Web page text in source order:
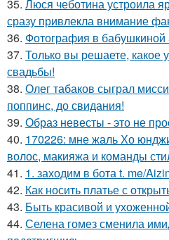
35. Люся чеботина устроила
сразу привлекла внимание
36. Фотография в бабушкиной
37. Только вы решаете, какое
свадьбы!
38. Олег табаков сыграл
поппинс, до свидания!
39. Образ невесты - это не
40. 170226: мне жаль Хо
волос, макияжа и команды
41. 1. заходим в бота t. me/
42. Как носить платье с
43. Быть красивой и
44. Селена гомез сменила